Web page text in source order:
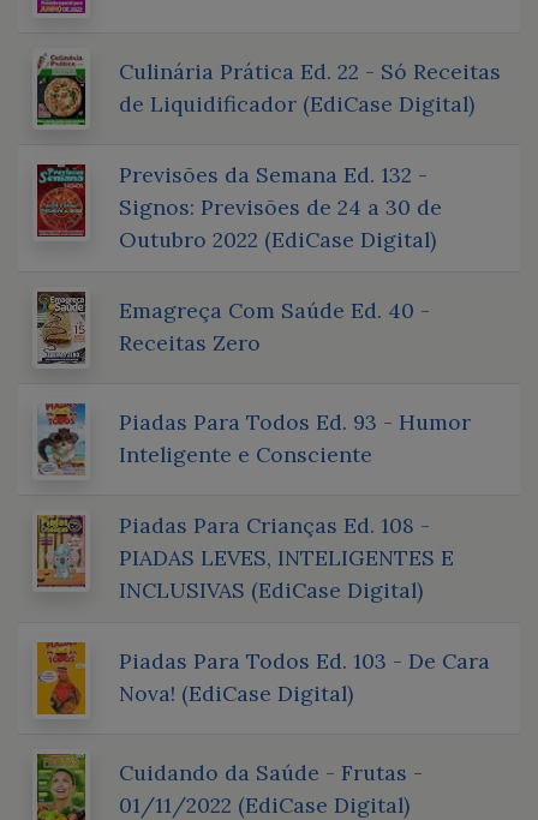
Culinária Prática Ed. 22 - Só Receitas
de Liquidificador (EdiCase Digital)
Previsões da Semana Ed. 132 -
Signos: Previsões de 24 a 30 de
Outubro 2022 (EdiCase Digital)
Emagreça Com Saúde Ed. 40 -
Receitas Zero
Piadas Para Todos Ed. 93 - Humor
Inteligente e Consciente
Piadas Para Crianças Ed. 108 -
PIADAS LEVES, INTELIGENTES E
INCLUSIVAS (EdiCase Digital)
Piadas Para Todos Ed. 103 - De Cara
Nova! (EdiCase Digital)
Cuidando da Saúde - Frutas -
01/11/2022 (EdiCase Digital)